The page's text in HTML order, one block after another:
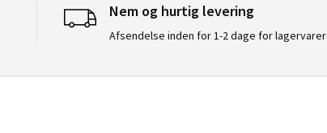
Nem og hurtig levering
Afsendelse inden for 1-2 dage for lagervarer